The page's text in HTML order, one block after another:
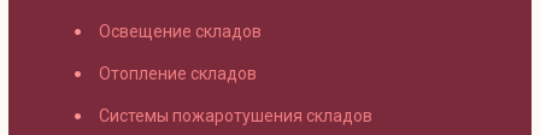
Освещение складов
Отопление складов
Системы пожаротушения складов